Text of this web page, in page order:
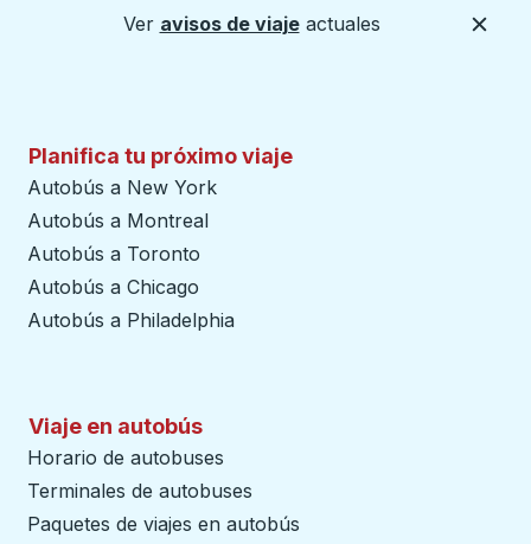
Ver avisos de viajeactuales
Planifica tu próximo viaje
Autobús a New York
Autobús a Montreal
Autobús a Toronto
Autobús a Chicago
Autobús a Philadelphia
Viaje en autobús
Horario de autobuses
Terminales de autobuses
Paquetes de viajes en autobús